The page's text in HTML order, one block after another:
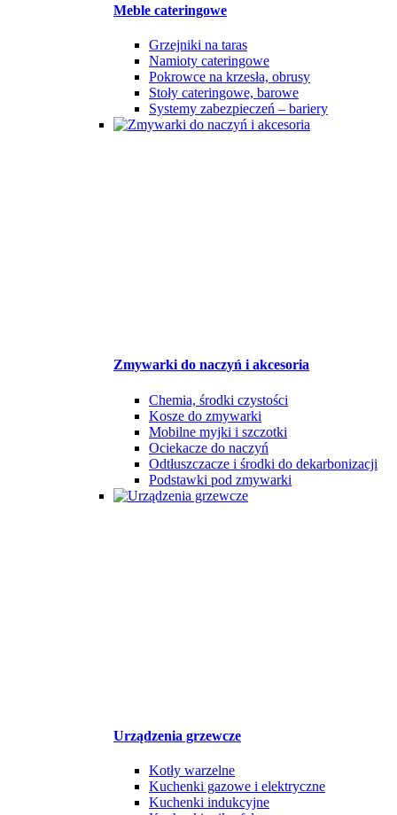
Meble cateringowe
Grzejniki na taras
Namioty cateringowe
Pokrowce na krzesła, obrusy
Stoły cateringowe, barowe
Systemy zabezpieczeń – bariery
Zmywarki do naczyń i akcesoria
Chemia, środki czystości
Kosze do zmywarki
Mobilne myjki i szczotki
Ociekacze do naczyń
Odtłuszczacze i środki do dekarbonizacji
Podstawki pod zmywarki
Urządzenia grzewcze
Kotły warzelne
Kuchenki gazowe i elektryczne
Kuchenki indukcyjne